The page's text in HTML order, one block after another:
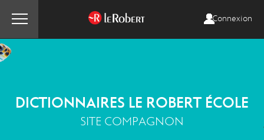
Connexion
DICTIONNAIRES LE ROBERT ÉCOLE
SITE COMPAGNON